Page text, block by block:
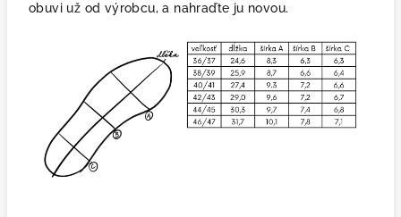
obuvi už od výrobcu, a nahraďte ju novou.